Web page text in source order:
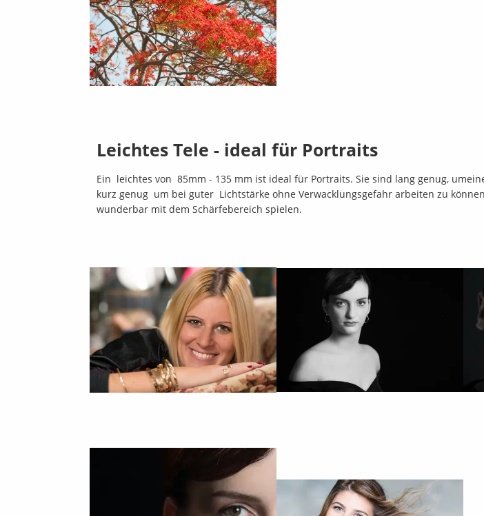
Leichtes Tele - ideal für Portraits
Ein leichtes von 85mm - 135 mm ist ideal für Portraits. Sie sind lang genug,
kurz genug um bei guter Lichtstärke ohne Verwacklungsgefahr arbeiten zu
wunderbar mit dem Schärfebereich spielen.